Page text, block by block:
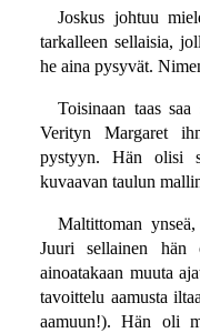
Joskus johtuu
tarkalleen sellaisia,
he aina pysyvät.
Toisinaan taas
Verityn Margaret
pystyyn. Hän olisi
kuvaavan taulun
Maltittoman
Juuri sellainen hän
ainoatakaan muuta
tavoittelu aamusta
aamuun!). Hän oli